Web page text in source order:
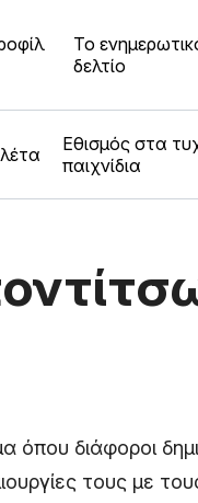
Το
δελτίο
Εθισμός στα
παιχνίδια
όπου διάφοροι
τους με